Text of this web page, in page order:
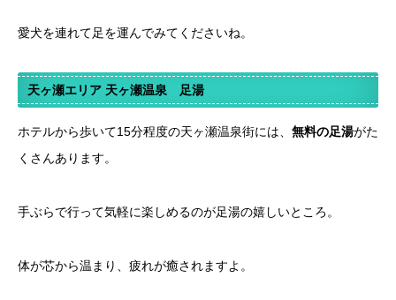
愛犬を連れて足を運んでみてくださいね。
天ヶ瀬エリア 天ヶ瀬温泉 足湯
ホテルから歩いて15分程度の天ヶ瀬温泉街には、 無料の足湯がた
くさんあります。
手ぶらで行って気軽に楽しめるのが足湯の嬉しいところ。
体が芯から温まり、疲れが癒されますよ。